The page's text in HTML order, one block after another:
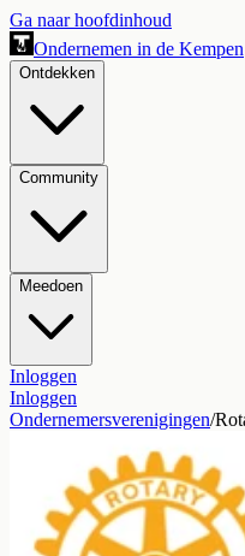
Ga naar hoofdinhoud
Ondernemen in de Kempen
Ontdekken
Community
Meedoen
Inloggen
Inloggen
Ondernemersverenigingen/